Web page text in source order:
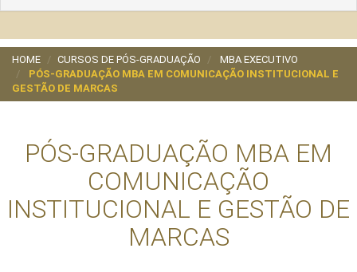
HOME CURSOS DE PÓS-GRADUAÇÃO
MBA EXECUTIVO
PÓS-GRADUAÇÃO MBA EM COMUNICAÇÃO INSTITUCIONAL E
GESTÃO DE MARCAS
PÓS-GRADUAÇÃO MBA EM
COMUNICAÇÃO
INSTITUCIONAL E GESTÃO DE
MARCAS